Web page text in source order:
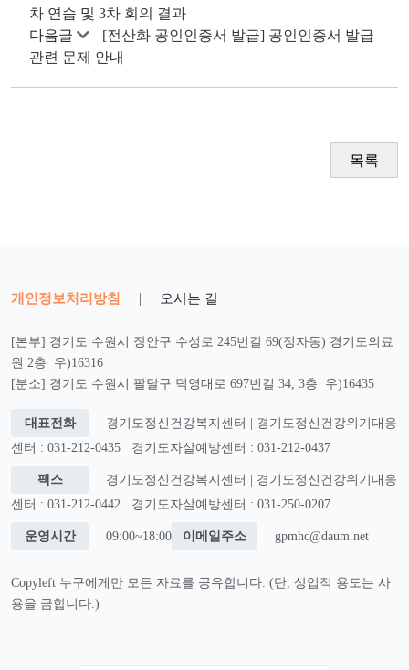
차 연습 및 3차 회의 결과
다음글
[전산화 공인인증서 발급] 공인인증서 발급
관련 문제 안내
목록
개인정보처리방침 | 오시는 길
[본부] 경기도 수원시 장안구 수성로 245번길 69(정자동) 경기도의료
원 2층 우)16316
[분소] 경기도 수원시 팔달구 덕영대로 697번길 34, 3층 우)16435
대표전화
경기도정신건강복지센터 | 경기도정신건강위기대응
센터 : 031-212-0435
경기도자살예방센터 : 031-212-0437
팩스
경기도정신건강복지센터 | 경기도정신건강위기대응
센터 : 031-212-0442
경기도자살예방센터 : 031-250-0207
운영시간 09:00~18:00 이메일주소 gpmhc@daum.net
Copyleft 누구에게만 모든 자료를 공유합니다. (단, 상업적 용도는 사
용을 금합니다.)